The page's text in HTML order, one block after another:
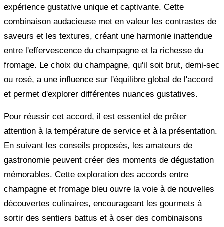
expérience gustative unique et captivante. Cette
combinaison audacieuse met en valeur les contrastes de
saveurs et les textures, créant une harmonie inattendue
entre l'effervescence du champagne et la richesse du
fromage. Le choix du champagne, qu'il soit brut, demi-sec
ou rosé, a une influence sur l'équilibre global de l'accord
et permet d'explorer différentes nuances gustatives.
Pour réussir cet accord, il est essentiel de prêter
attention à la température de service et à la présentation.
En suivant les conseils proposés, les amateurs de
gastronomie peuvent créer des moments de dégustation
mémorables. Cette exploration des accords entre
champagne et fromage bleu ouvre la voie à de nouvelles
découvertes culinaires, encourageant les gourmets à
sortir des sentiers battus et à oser des combinaisons